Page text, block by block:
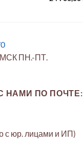
МСК ПН.-ПТ.
НАМИ ПО ПОЧТЕ:
с юр. лицами и ИП)